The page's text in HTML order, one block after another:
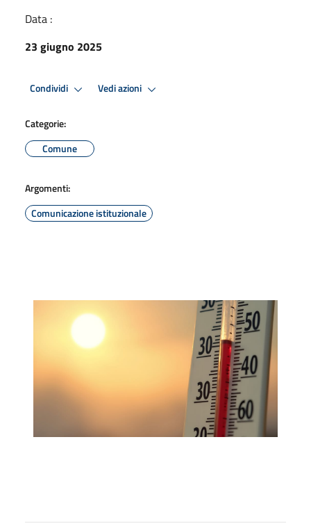
Data :
23 giugno 2025
Condividi Vedi azioni
Categorie:
Comune
Argomenti:
Comunicazione istituzionale